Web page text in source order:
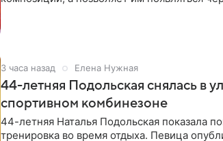
3 часа назад Елена Нужная
44-летняя Подольская снялась в
спортивном комбинезоне
44-летняя Наталья Подольская показала
тренировка во время отдыха. Певица